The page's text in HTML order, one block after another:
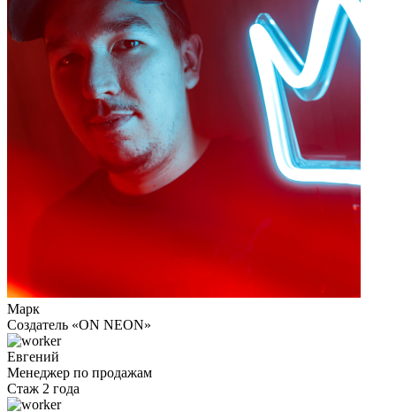
Марк
Cоздатель «ON NEON»
Евгений
Менеджер по продажам
Стаж 2 года